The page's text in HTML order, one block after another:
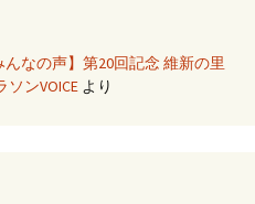
んなの声】第20回記念 維新の里
ンVOICE より